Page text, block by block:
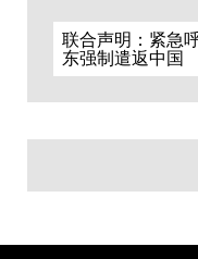
联合声明：紧急
东强制遣返中国